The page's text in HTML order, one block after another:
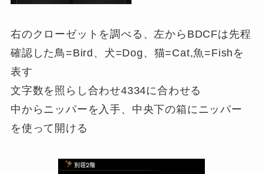
右のクローゼットを調べる、左からBDCFは先程
確認した鳥=Bird、犬=Dog、猫=Cat,魚=Fishを
表す
文字数を照らし合わせ4334に合わせる
中からニッパーを入手、中央下の箱にニッパー
を使って開ける